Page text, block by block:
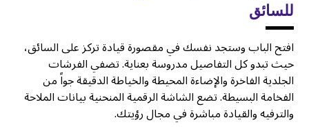
للسائق
افتح الباب وستجد نفسك في مقصورة قيادة تركز على السائق،
حيث تبدو كل التفاصيل مدروسة بعناية. تضفي الفرشات
الجلدية الفاخرة والإضاءة المحيطة والخياطة الدقيقة جواً من
الفخامة البسيطة. تضع الشاشة الرقمية المنحنية بيانات الملاحة
والترفيه والقيادة مباشرة في مجال رؤيتك.